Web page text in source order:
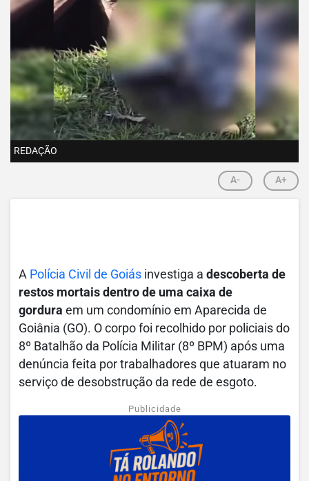
REDAÇÃO
A- A+
A Polícia Civil de Goiás investiga a descoberta de
restos mortais dentro de uma caixa de
gordura em um condomínio em Aparecida de
Goiânia (GO). O corpo foi recolhido por policiais do
8º Batalhão da Polícia Militar (8º BPM) após uma
denúncia feita por trabalhadores que atuaram no
serviço de desobstrução da rede de esgoto.
Publicidade